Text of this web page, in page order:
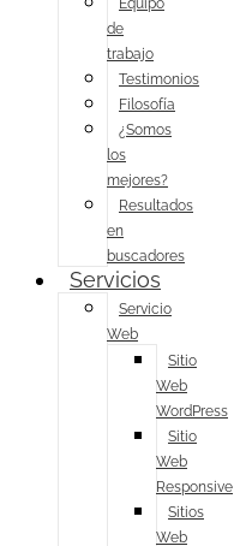
Equipo
de
trabajo
Testimonios
Filosofía
¿Somos
los
mejores?
Resultados
en
buscadores
Servicios
Servicio
Web
Sitio
Web
WordPress
Sitio
Web
Responsive
Sitios
Web